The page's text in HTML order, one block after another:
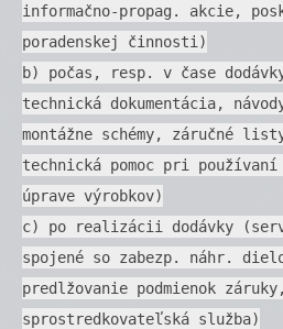
informačno-propag. akcie,
poradenskej činnosti)
b) počas, resp. v čase
technická dokumentácia,
montážne schémy, záručné
technická pomoc pri
úprave výrobkov)
c) po realizácii dodávky
spojené so zabezp. náhr.
predlžovanie podmienok
sprostredkovateľská služba)